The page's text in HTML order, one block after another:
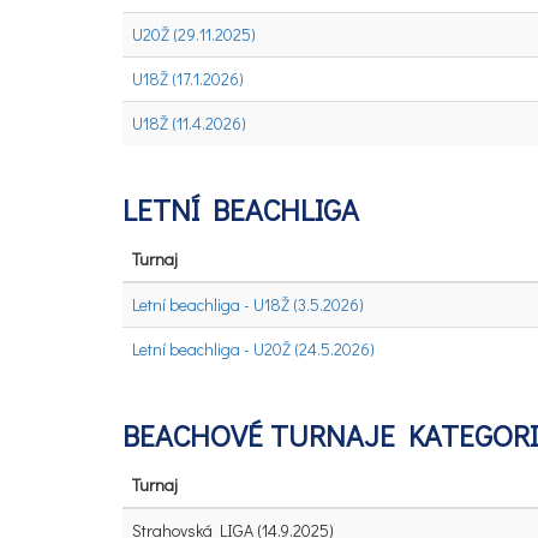
U20Ž (29.11.2025)
U18Ž (17.1.2026)
U18Ž (11.4.2026)
LETNÍ BEACHLIGA
Turnaj
Letní beachliga - U18Ž (3.5.2026)
Letní beachliga - U20Ž (24.5.2026)
BEACHOVÉ TURNAJE
Turnaj
Strahovská LIGA (14.9.2025)